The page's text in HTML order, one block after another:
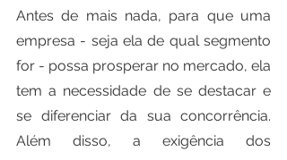
Antes de mais nada, para que uma
empresa - seja ela de qual segmento
for - possa prosperar no mercado, ela
tem a necessidade de se destacar e
se diferenciar da sua concorrência.
Além disso, a exigência dos